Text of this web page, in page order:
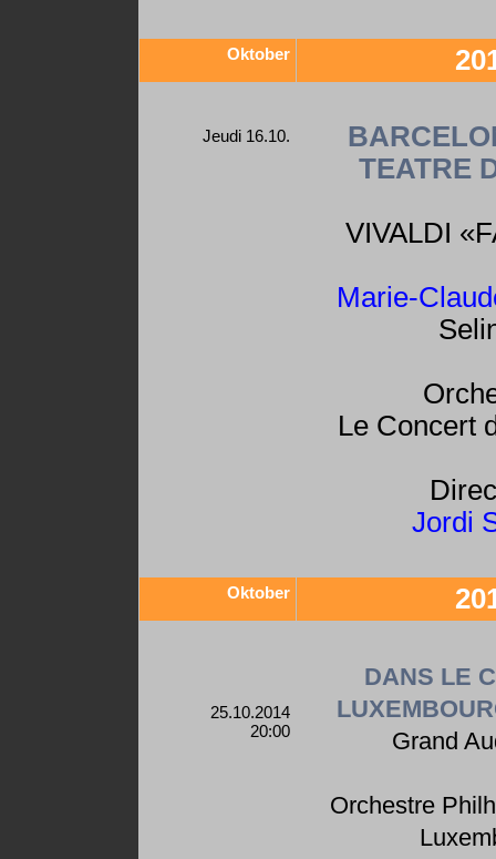
Oktober
Jeudi 16.10.
TEATRE
VIVALDI
Marie-
Le Concert
Jordi
Oktober
25.10.2014
20:00
DANS LE
Grand
Orchestre